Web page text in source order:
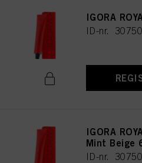
IGORA
ID-nr.
IGORA
Mint Beige
ID-nr.